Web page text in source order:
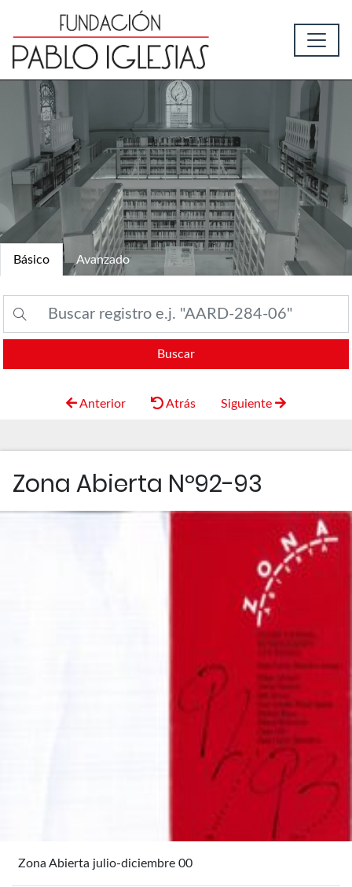
Básico Avanzado
Buscar
Anterior Atrás Siguiente
Zona Abierta Nº92-93
Zona Abierta julio-diciembre 00